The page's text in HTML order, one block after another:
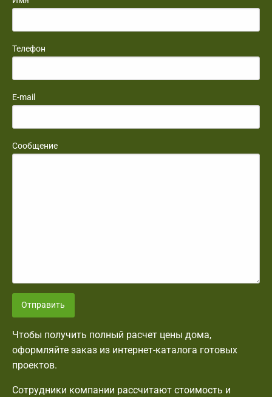
Телефон
E-mail
Сообщение
Отправить
Чтобы получить полный расчет цены дома,
оформляйте заказ из интернет-каталога готовых
проектов.
Сотрудники компании рассчитают стоимость и